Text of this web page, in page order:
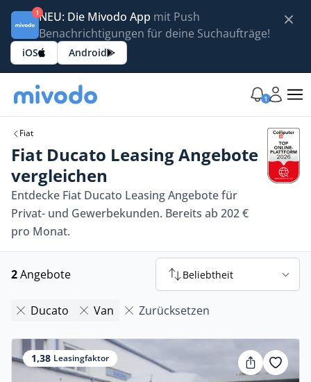
1NEU: Die Mivodo App mit Push
Benachrichtigungen für deine Suchaufträge!
iOS Android
1
Fiat
Fiat Ducato Leasing Angebote
vergleichen
Entdecke Fiat Ducato Leasing Angebote für
Privat- und Gewerbekunden. Bereits ab 202 €
pro Monat.
2Angebote Beliebtheit
Ducato Van Zurücksetzen
1,38 Leasingfaktor